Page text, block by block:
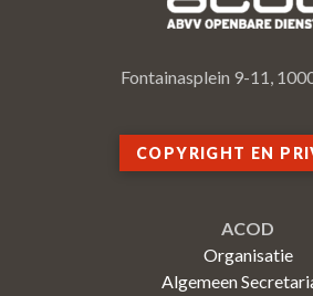
Fontainasplein 9-11,
COPYRIGHT EN
ACOD
Organisatie
Algemeen